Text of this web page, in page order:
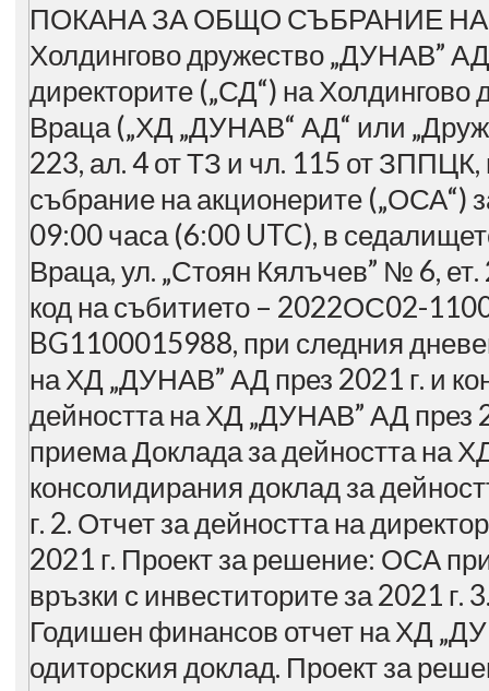
ПОКАНА ЗА ОБЩО СЪБРАНИЕ
Холдингово дружество „ДУНАВ”
директорите („СД“) на
Враца („ХД „ДУНАВ“ АД“ или
223, ал. 4 от ТЗ и чл. 115 от
събрание на акционерите („ОСА“)
09:00 часа (6:00 UTC), в
Враца, ул. „Стоян Кялъчев” № 6,
код на събитието – 2022ОС02-
BG1100015988, при следния
на ХД „ДУНАВ” АД през 2021 г. и
дейността на ХД „ДУНАВ” АД през
приема Доклада за дейността на
консолидирания доклад за
г. 2. Отчет за дейността на
2021 г. Проект за решение: ОСА
връзки с инвеститорите за 2021
Годишен финансов отчет на ХД
одиторския доклад. Проект за